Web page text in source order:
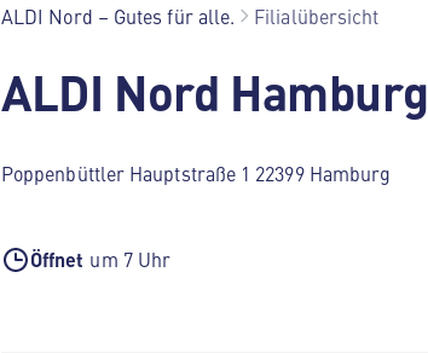
ALDI Nord – Gutes für alle. Filialübersicht
ALDI Nord Hamburg
Poppenbüttler Hauptstraße 1 22399 Hamburg
Öffnet um 7 Uhr